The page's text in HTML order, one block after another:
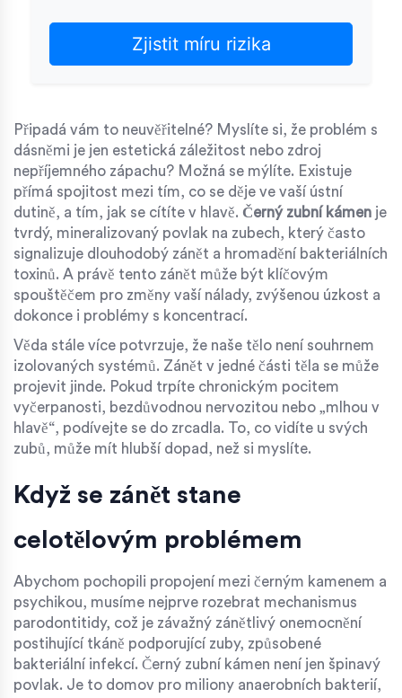
Zjistit míru rizika
Připadá vám to neuvěřitelné? Myslíte si, že problém s
dásněmi je jen estetická záležitost nebo zdroj
nepříjemného zápachu? Možná se mýlíte. Existuje
přímá spojitost mezi tím, co se děje ve vaší ústní
dutině, a tím, jak se cítíte v hlavě. Černý zubní kámen je
tvrdý, mineralizovaný povlak na zubech, který často
signalizuje dlouhodobý zánět a hromadění bakteriálních
toxinů. A právě tento zánět může být klíčovým
spouštěčem pro změny vaší nálady, zvýšenou úzkost a
dokonce i problémy s koncentrací.
Věda stále více potvrzuje, že naše tělo není souhrnem
izolovaných systémů. Zánět v jedné části těla se může
projevit jinde. Pokud trpíte chronickým pocitem
vyčerpanosti, bezdůvodnou nervozitou nebo „mlhou v
hlavě“, podívejte se do zrcadla. To, co vidíte u svých
zubů, může mít hlubší dopad, než si myslíte.
Když se zánět stane
celotělovým problémem
Abychom pochopili propojení mezi černým kamenem a
psychikou, musíme nejprve rozebrat mechanismus
parodontitidy, což je závažný zánětlivý onemocnění
postihující tkáně podporující zuby, způsobené
bakteriální infekcí. Černý zubní kámen není jen špinavý
povlak. Je to domov pro miliony anaerobních bakterií,